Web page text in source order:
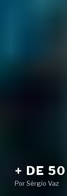
+ DE
Por Sérgio Vaz